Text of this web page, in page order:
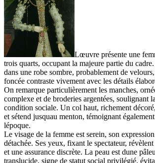
Lœuvre présente une
trois quarts, occupant la majeure partie du
dans une robe sombre, probablement de
foncée contraste vivement avec les détails
On remarque particulièrement les manches,
complexe et de broderies argentées, soulignant
condition sociale. Un col haut, richement
et sétend jusquau menton, témoignant
lépoque.
Le visage de la femme est serein, son
détachée. Ses yeux, fixant le spectateur,
et une assurance discrète. La peau est dune
translucide, signe de statut social privilégié,